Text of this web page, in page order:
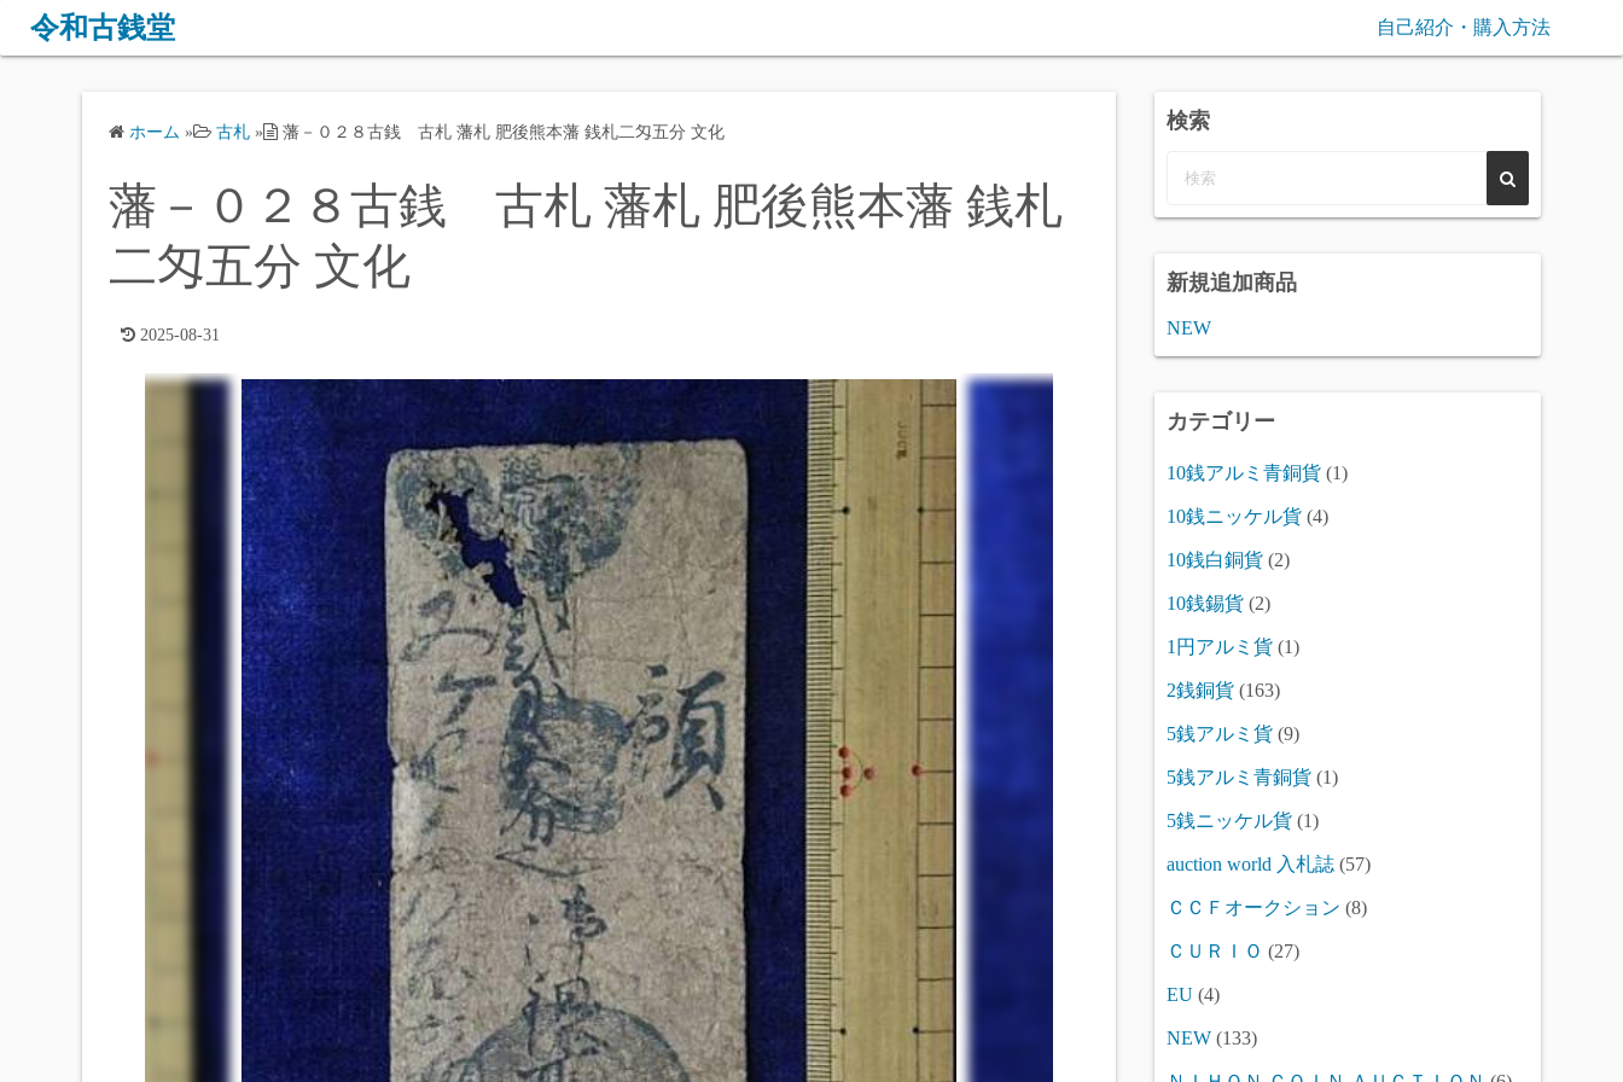
令和古銭堂 自己紹介・購入方法
ホーム » 古札 » 藩－０２８古銭 古札 藩札 肥後熊本藩 銭札二匁五分 文化
藩－０２８古銭 古札 藩札 肥後熊本藩 銭札
二匁五分 文化
2025-08-31
検索
新規追加商品
NEW
カテゴリー
10銭アルミ青銅貨 (1)
10銭ニッケル貨 (4)
10銭白銅貨 (2)
10銭錫貨 (2)
1円アルミ貨 (1)
2銭銅貨 (163)
5銭アルミ貨 (9)
5銭アルミ青銅貨 (1)
5銭ニッケル貨 (1)
auction world 入札誌 (57)
ＣＣＦオークション (8)
ＣＵＲＩＯ (27)
EU (4)
NEW (133)